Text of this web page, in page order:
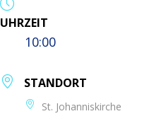
UHRZEIT
10:00
STANDORT
St. Johanniskirche